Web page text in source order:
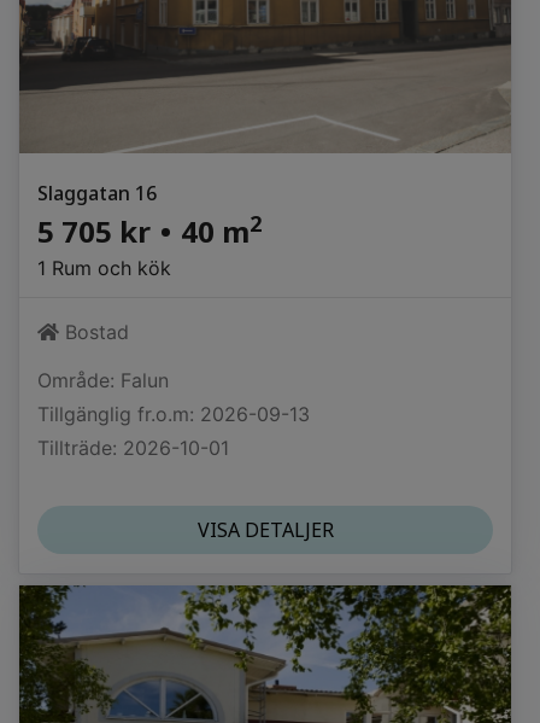
Slaggatan 16
5 705 kr • 40 m2
1 Rum och kök
Bostad
Område: Falun
Tillgänglig fr.o.m: 2026-09-13
Tillträde: 2026-10-01
VISA DETALJER